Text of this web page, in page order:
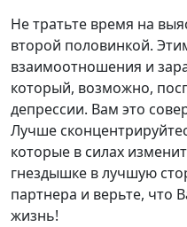
Не тратьте время на
второй половинкой.
взаимоотношения и
который, возможно,
депрессии. Вам это
Лучше
которые в силах
гнездышке в лучшую
партнера и верьте, что
жизнь!